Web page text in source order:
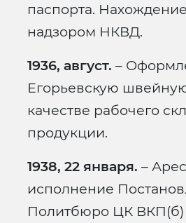
паспорта.
надзором НКВД.
1936, август. –
Егорьевскую
качестве рабочего
продукции.
1938, 22 января. –
исполнение
Политбюро ЦК ВКП(б)